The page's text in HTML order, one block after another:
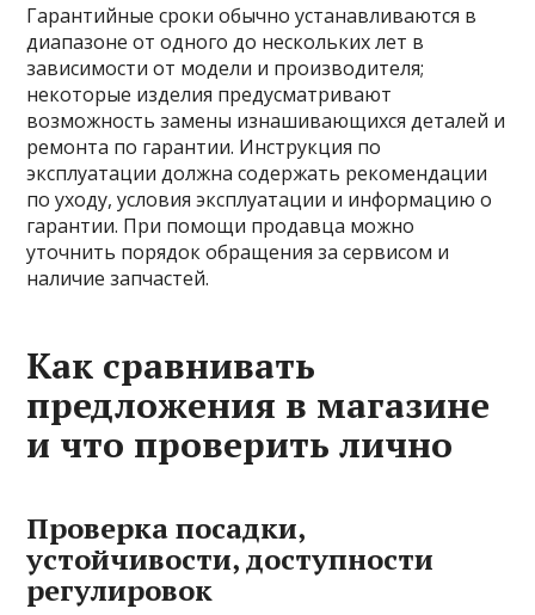
Гарантийные сроки обычно устанавливаются в
диапазоне от одного до нескольких лет в
зависимости от модели и производителя;
некоторые изделия предусматривают
возможность замены изнашивающихся деталей и
ремонта по гарантии. Инструкция по
эксплуатации должна содержать рекомендации
по уходу, условия эксплуатации и информацию о
гарантии. При помощи продавца можно
уточнить порядок обращения за сервисом и
наличие запчастей.
Как сравнивать
предложения в магазине
и что проверить лично
Проверка посадки,
устойчивости, доступности
регулировок